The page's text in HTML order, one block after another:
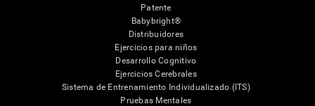
Patente
Babybright®
Distribuidores
Ejercicios para niños
Desarrollo Cognitivo
Ejercicios Cerebrales
Sistema de Entrenamiento Individualizado (ITS)
Pruebas Mentales